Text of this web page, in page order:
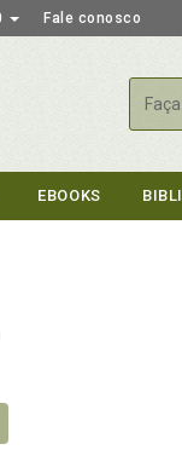
Fale conosco
EBOOKS